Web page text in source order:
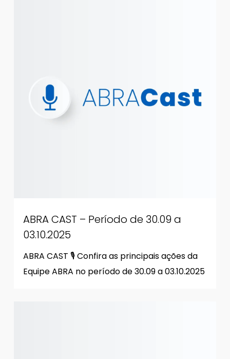
ABRA CAST – Período de 30.09 a
03.10.2025
ABRA CAST 🎙 Confira as principais ações da
Equipe ABRA no período de 30.09 a 03.10.2025